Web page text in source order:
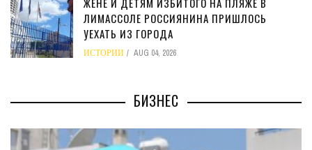
ЛИМАССОЛЕ РОССИЯНИНА ПРИШЛОСЬ
УЕХАТЬ ИЗ ГОРОДА
ИСТОРИИ AUG 04, 2026
БИЗНЕС